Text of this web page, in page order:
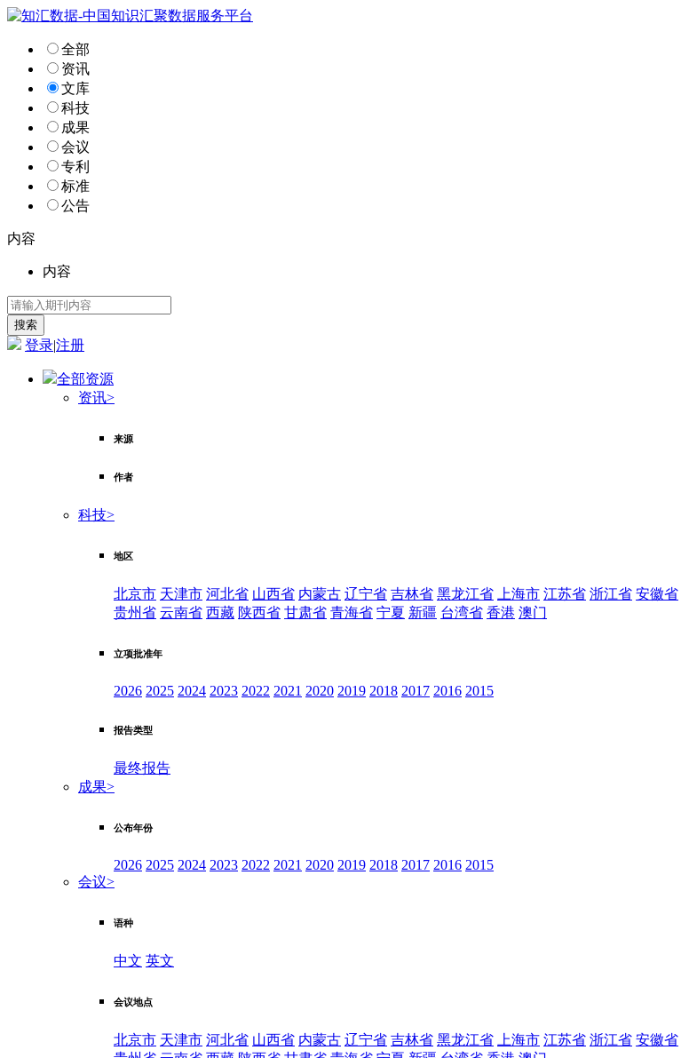
全部
资讯
文库
科技
成果
会议
专利
标准
公告
内容
内容
登录|注册
全部资源
资讯>
来源
作者
科技>
地区
北京市 天津市 河北省 山西省 内蒙古 辽宁省 吉林省 黑龙江省 上海市 江苏省 浙江省 安徽省
贵州省 云南省 西藏 陕西省 甘肃省 青海省 宁夏 新疆 台湾省 香港 澳门
立项批准年
2026 2025 2024 2023 2022 2021 2020 2019 2018 2017 2016 2015
报告类型
最终报告
成果>
公布年份
2026 2025 2024 2023 2022 2021 2020 2019 2018 2017 2016 2015
会议>
语种
中文 英文
会议地点
北京市 天津市 河北省 山西省 内蒙古 辽宁省 吉林省 黑龙江省 上海市 江苏省 浙江省 安徽省